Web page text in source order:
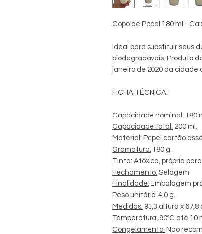
Copo de Papel 180 ml -
Ideal para substituir seus
biodegradáveis. Produto
janeiro de 2020 da cidade
FICHA TÉCNICA:
Capacidade nominal: 180
Capacidade total: 200 ml.
Material: Papel cartão
Gramatura: 180 g.
Tinta: Atóxica, própria
Fechamento: Selagem
Finalidade: Embalagem
Peso unitário: 4,0 g.
Medidas: 93,3 altura x
Temperatura: 90ºC até 10
Congelamento: Não